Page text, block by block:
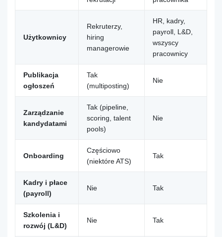
Użytkownicy
Rekruterzy,
hiring
managerowie
HR, kadry,
payroll, L&D,
wszyscy
pracownicy
Publikacja
ogłoszeń
Tak
(multiposting)
Nie
Zarządzanie
kandydatami
Tak (pipeline,
scoring, talent
pools)
Nie
Onboarding
Częściowo
(niektóre ATS)
Tak
Kadry i płace
(payroll)
Nie Tak
Szkolenia i
rozwój (L&D)
Nie Tak